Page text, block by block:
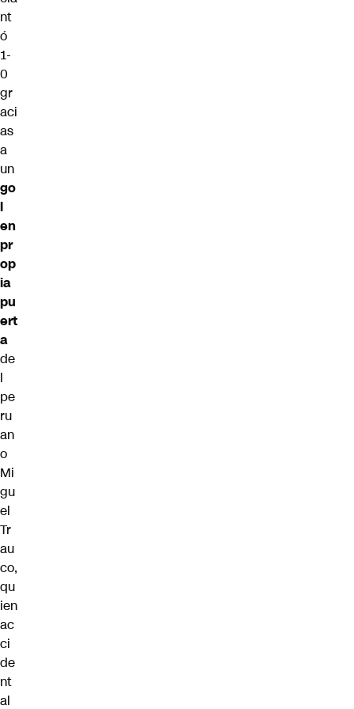
nt
ó
1-
0
gr
aci
as
a
un
go
l
en
pr
op
ia
pu
ert
a
de
l
pe
ru
an
o
Mi
gu
el
Tr
au
co,
qu
ien
ac
ci
de
nt
al